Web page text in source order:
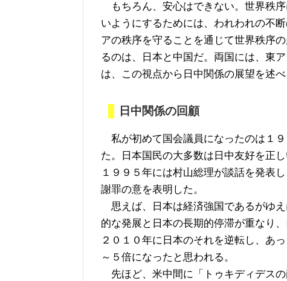
もちろん、安心はできない。世界秩
いようにするためには、われわれの不
アの秩序を守ることを通じて世界秩序
るのは、日本と中国だ。両国には、東
は、この視点から日中関係の展望を述べ
日中関係の回顧
私が初めて国会議員になったのは１
た。日本国民の大多数は日中友好を正
１９９５年には村山総理が談話を発表
謝罪の意を表明した。
思えば、日本は経済強国であるがゆ
的な発展と日本の長期的停滞が重なり
２０１０年に日本のそれを逆転し、あ
～５倍になったと思われる。
先ほど、米中間に「トゥキディデス